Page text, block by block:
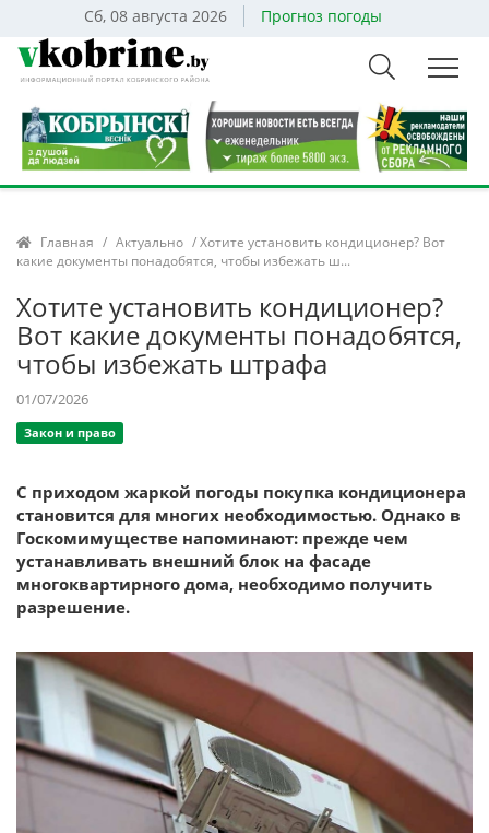
Сб, 08 августа 2026 Прогноз погоды
Главная / Актуально / Хотите установить кондиционер? Вот
какие документы понадобятся, чтобы избежать ш...
Хотите установить кондиционер?
Вот какие документы понадобятся,
чтобы избежать штрафа
01/07/2026
Закон и право
С приходом жаркой погоды покупка кондиционера
становится для многих необходимостью. Однако в
Госкомимуществе напоминают: прежде чем
устанавливать внешний блок на фасаде
многоквартирного дома, необходимо получить
разрешение.